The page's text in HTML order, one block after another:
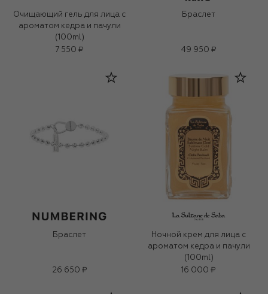
Очищающий гель для лица c
ароматом кедра и пачули
(100ml)
7 550 ₽
Браслет
49 950 ₽
Браслет
26 650 ₽
Ночной крем для лица c
ароматом кедра и пачули
(100ml)
16 000 ₽